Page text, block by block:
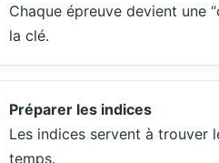
Chaque épreuve devient une
la clé.
Préparer les indices
Les indices servent à trouver
temps.